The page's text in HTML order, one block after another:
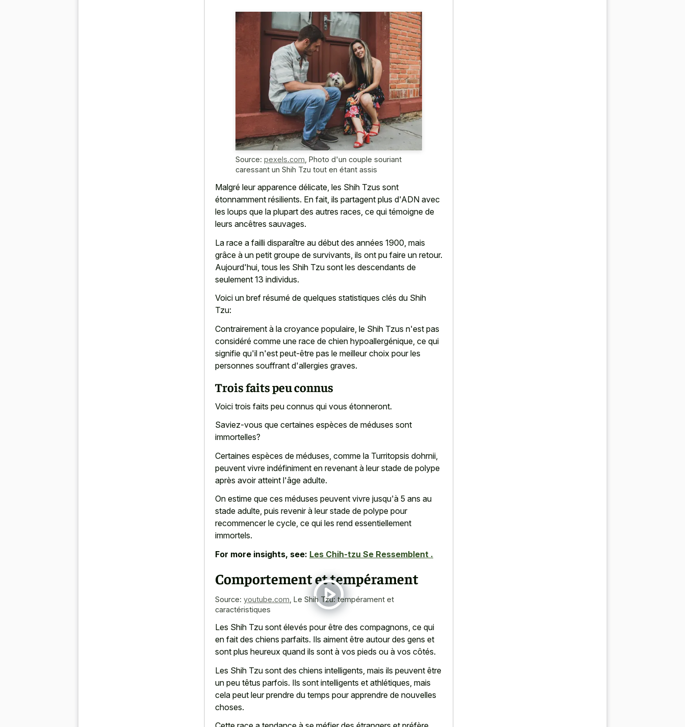
Source: pexels.com Photo d'un couple souriant
caressant un Shih Tzu tout en étant assis
Malgré leur apparence délicate, les Shih Tzus sont
étonnamment résilients. En fait, ils partagent plus d'ADN avec
les loups que la plupart des autres races, ce qui témoigne de
leurs ancêtres sauvages.
La race a failli disparaître au début des années 1900, mais
grâce à un petit groupe de survivants, ils ont pu faire un retour.
Aujourd'hui, tous les Shih Tzu sont les descendants de
seulement 13 individus.
Voici un bref résumé de quelques statistiques clés du Shih
Tzu:
Contrairement à la croyance populaire, le Shih Tzus n'est pas
considéré comme une race de chien hypoallergénique, ce qui
signifie qu'il n'est peut-être pas le meilleur choix pour les
personnes souffrant d'allergies graves.
Trois faits peu connus
Voici trois faits peu connus qui vous étonneront.
Saviez-vous que certaines espèces de méduses sont
immortelles?
Certaines espèces de méduses, comme la Turritopsis dohrnii,
peuvent vivre indéfiniment en revenant à leur stade de polype
après avoir atteint l'âge adulte.
On estime que ces méduses peuvent vivre jusqu'à 5 ans au
stade adulte, puis revenir à leur stade de polype pour
recommencer le cycle, ce qui les rend essentiellement
immortels.
For more insights, see: Les Chih-tzu Se Ressemblent .
Comportement et tempérament
Source: youtube.com Le Shih Tzu: tempérament et
caractéristiques
Les Shih Tzu sont élevés pour être des compagnons, ce qui
en fait des chiens parfaits. Ils aiment être autour des gens et
sont plus heureux quand ils sont à vos pieds ou à vos côtés.
Les Shih Tzu sont des chiens intelligents, mais ils peuvent être
un peu têtus parfois. Ils sont intelligents et athlétiques, mais
cela peut leur prendre du temps pour apprendre de nouvelles
choses.